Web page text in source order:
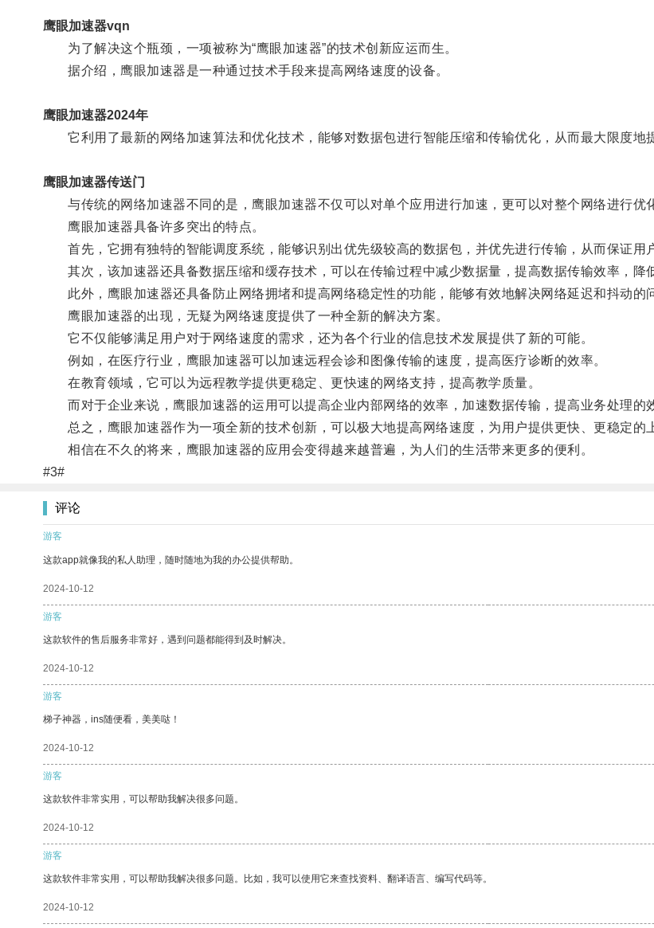
鹰眼加速器vqn
为了解决这个瓶颈，一项被称为“鹰眼加速器”的技术创新应运而生。
据介绍，鹰眼加速器是一种通过技术手段来提高网络速度的设备。
鹰眼加速器2024年
它利用了最新的网络加速算法和优化技术，能够对数据包进行智能压缩和传输优化，从而最大限度地
鹰眼加速器传送门
与传统的网络加速器不同的是，鹰眼加速器不仅可以对单个应用进行加速，更可以对整个网络进行优
鹰眼加速器具备许多突出的特点。
首先，它拥有独特的智能调度系统，能够识别出优先级较高的数据包，并优先进行传输，从而保证用
其次，该加速器还具备数据压缩和缓存技术，可以在传输过程中减少数据量，提高数据传输效率，降
此外，鹰眼加速器还具备防止网络拥堵和提高网络稳定性的功能，能够有效地解决网络延迟和抖动的
鹰眼加速器的出现，无疑为网络速度提供了一种全新的解决方案。
它不仅能够满足用户对于网络速度的需求，还为各个行业的信息技术发展提供了新的可能。
例如，在医疗行业，鹰眼加速器可以加速远程会诊和图像传输的速度，提高医疗诊断的效率。
在教育领域，它可以为远程教学提供更稳定、更快速的网络支持，提高教学质量。
而对于企业来说，鹰眼加速器的运用可以提高企业内部网络的效率，加速数据传输，提高业务处理的
总之，鹰眼加速器作为一项全新的技术创新，可以极大地提高网络速度，为用户提供更快、更稳定的
相信在不久的将来，鹰眼加速器的应用会变得越来越普遍，为人们的生活带来更多的便利。
#3#
评论
游客
这款app就像我的私人助理，随时随地为我的办公提供帮助。
2024-10-12
游客
这款软件的售后服务非常好，遇到问题都能得到及时解决。
2024-10-12
游客
梯子神器，ins随便看，美美哒！
2024-10-12
游客
这款软件非常实用，可以帮助我解决很多问题。
2024-10-12
游客
这款软件非常实用，可以帮助我解决很多问题。比如，我可以使用它来查找资料、翻译语言、编写代码等。
2024-10-12